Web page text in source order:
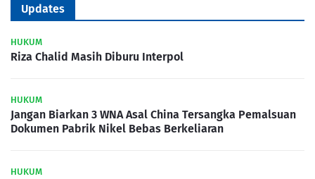
Updates
HUKUM
Riza Chalid Masih Diburu Interpol
HUKUM
Jangan Biarkan 3 WNA Asal China Tersangka Pemalsuan
Dokumen Pabrik Nikel Bebas Berkeliaran
HUKUM